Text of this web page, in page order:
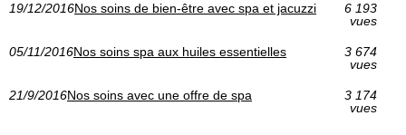
19/12/2016Nos soins de bien-être avec spa et jacuzzi
6 193
vues
05/11/2016Nos soins spa aux huiles essentielles
3 674
vues
21/9/2016Nos soins avec une offre de spa
3 174
vues